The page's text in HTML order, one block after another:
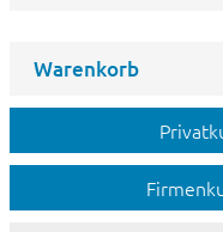
Warenkorb